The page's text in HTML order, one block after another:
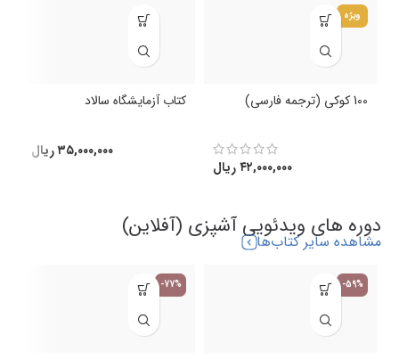
ویژه
100 کوکی (ترجمه فارسی)
۴۲,۰۰۰,۰۰۰ریال
کتاب آزمایشگاه سالاد
۳۵,۰۰۰,۰۰۰ریال
دوره های ویدئویی آشپزی (آفلاین)
مشاهده سایر کتاب‌ها
-59%
-77%